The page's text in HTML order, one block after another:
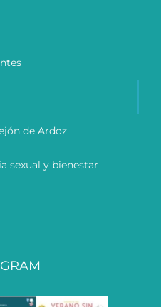
de Ardoz
sexual y bienestar